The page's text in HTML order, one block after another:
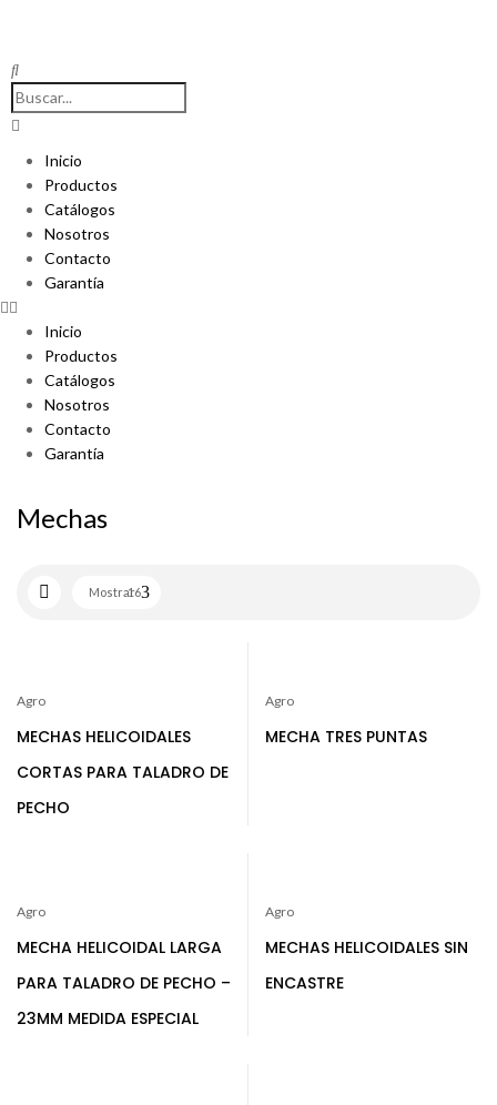
Inicio
Productos
Catálogos
Nosotros
Contacto
Garantía
Inicio
Productos
Catálogos
Nosotros
Contacto
Garantía
Mechas
Mostrar16
Agro
MECHAS HELICOIDALES
CORTAS PARA TALADRO DE
PECHO
Agro
MECHA TRES PUNTAS
Agro
MECHA HELICOIDAL LARGA
PARA TALADRO DE PECHO –
23MM MEDIDA ESPECIAL
Agro
MECHAS HELICOIDALES SIN
ENCASTRE